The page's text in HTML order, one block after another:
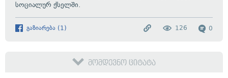
სოციალურ ქსელში.
გაზიარება (1) 0
126
მომდევნო ციტატა